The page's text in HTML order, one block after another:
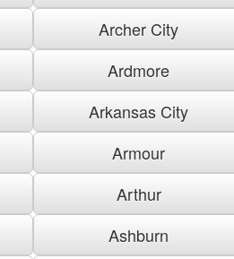
Archer City
Ardmore
Arkansas City
Armour
Arthur
Ashburn